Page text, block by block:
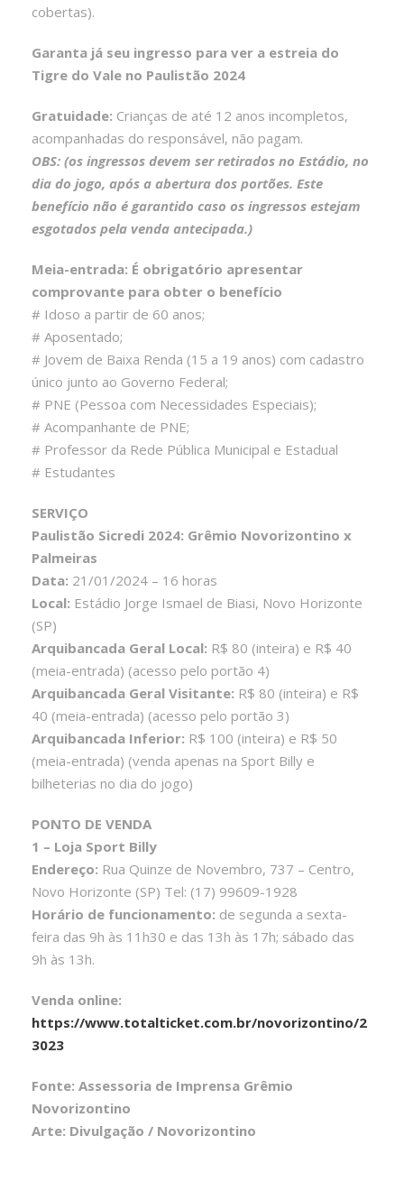
cobertas).
Garanta já seu ingresso para ver a estreia do
Tigre do Vale no Paulistão 2024
Gratuidade: Crianças de até 12 anos incompletos,
acompanhadas do responsável, não pagam.
OBS: (os ingressos devem ser retirados no Estádio, no
dia do jogo, após a abertura dos portões. Este
benefício não é garantido caso os ingressos estejam
esgotados pela venda antecipada.)
Meia-entrada: É obrigatório apresentar
comprovante para obter o benefício
# Idoso a partir de 60 anos;
# Aposentado;
# Jovem de Baixa Renda (15 a 19 anos) com cadastro
único junto ao Governo Federal;
# PNE (Pessoa com Necessidades Especiais);
# Acompanhante de PNE;
# Professor da Rede Pública Municipal e Estadual
# Estudantes
SERVIÇO
Paulistão Sicredi 2024: Grêmio Novorizontino x
Palmeiras
Data: 21/01/2024 – 16 horas
Local: Estádio Jorge Ismael de Biasi, Novo Horizonte
(SP)
Arquibancada Geral Local: R$ 80 (inteira) e R$ 40
(meia-entrada) (acesso pelo portão 4)
Arquibancada Geral Visitante: R$ 80 (inteira) e R$
40 (meia-entrada) (acesso pelo portão 3)
Arquibancada Inferior: R$ 100 (inteira) e R$ 50
(meia-entrada) (venda apenas na Sport Billy e
bilheterias no dia do jogo)
PONTO DE VENDA
1 – Loja Sport Billy
Endereço: Rua Quinze de Novembro, 737 – Centro,
Novo Horizonte (SP) Tel: (17) 99609-1928
Horário de funcionamento: de segunda a sexta-
feira das 9h às 11h30 e das 13h às 17h; sábado das
9h às 13h.
Venda online:
https://www.totalticket.com.br/novorizontino/2
3023
Fonte: Assessoria de Imprensa Grêmio
Novorizontino
Arte: Divulgação / Novorizontino